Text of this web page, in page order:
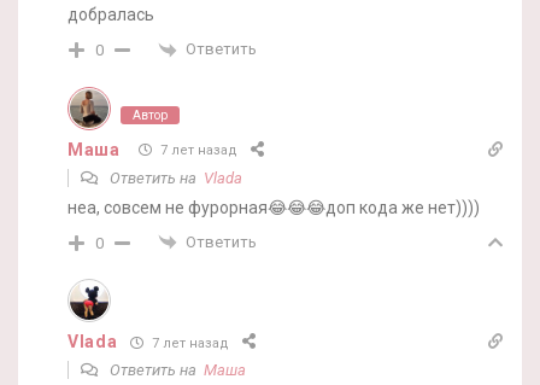
добралась
0 Ответить
Автор
Маша 7 лет назад
Ответить на Vlada
неа, совсем не фурорная😂😂😂доп кода же нет))))
0 Ответить
Vlada 7 лет назад
Ответить на Маша